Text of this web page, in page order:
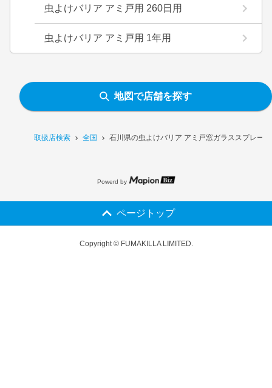
取扱店検索 全国 石川県の虫よけバリア アミ戸窓ガラススプレー
虫よけバリア アミ戸用 260日用
虫よけバリア アミ戸用 1年用
地図で店舗を探す
Powerd by
ページトップ
Copyright © FUMAKILLA LIMITED.